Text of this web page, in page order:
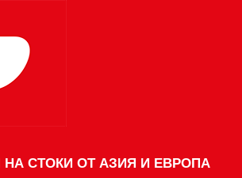
НА СТОКИ ОТ АЗИЯ И ЕВРОПА